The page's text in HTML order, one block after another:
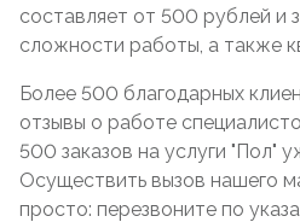
составляет от 500 рублей и
сложности работы, а также
Более 500 благодарных
отзывы о работе
500 заказов на услуги "Пол"
Осуществить вызов нашего
просто: перезвоните по